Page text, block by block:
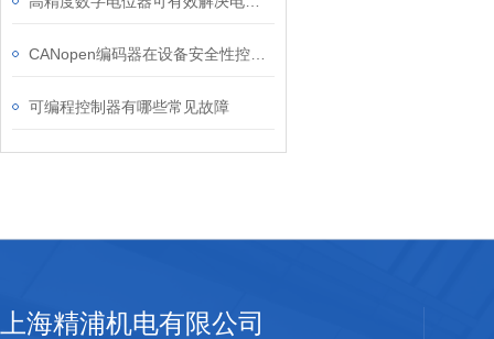
可编程控制器有哪些常见故障
上海精浦机电有限公司